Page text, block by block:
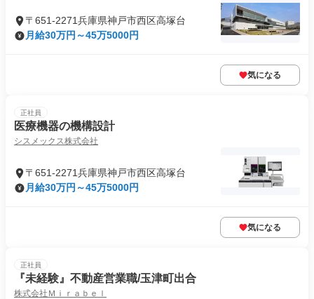
〒651-2271兵庫県神戸市西区高塚台
月給30万円～45万5000円
気になる
正社員
医療機器の機構設計
シスメックス株式会社
〒651-2271兵庫県神戸市西区高塚台
月給30万円～45万5000円
気になる
正社員
『未経験』不動産営業職/玉津町出合
株式会社Ｍｉｒａｂｅｌ